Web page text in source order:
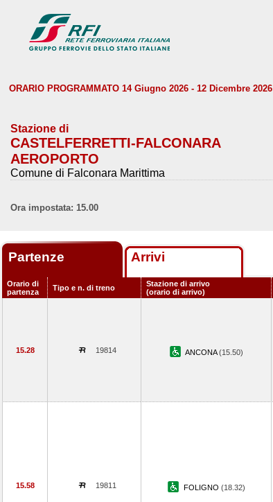
ORARIO PROGRAMMATO 14 Giugno 2026 - 12 Dicembre 2026
Stazione di
CASTELFERRETTI-FALCONARA
AEROPORTO
Comune di Falconara Marittima
Ora impostata: 15.00
Partenze Arrivi
Orario di
partenza
Tipo e n. di treno
Stazione di arrivo
(orario di arrivo)
15.28 19814 ANCONA(15.50)
15.58 19811 FOLIGNO (18.32)